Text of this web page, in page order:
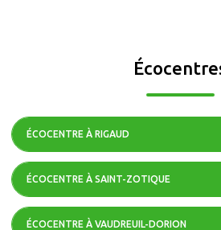
ÉCOCENTRE À RIGAUD
ÉCOCENTRE À SAINT-ZOTIQUE
ÉCOCENTRE À VAUDREUIL-DORION